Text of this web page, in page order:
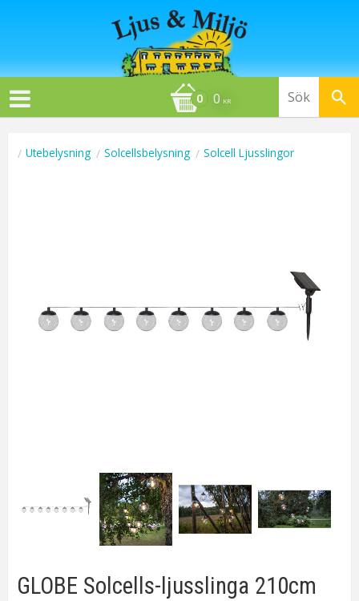
0 KR
Utebelysning Solcellsbelysning Solcell Ljusslingor
GLOBE Solcells-ljusslinga 210cm